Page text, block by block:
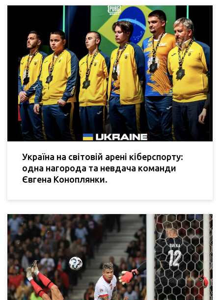
Україна на світовій арені кіберспорту:
одна нагорода та невдача команди
Євгена Коноплянки.